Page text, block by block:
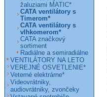
žaluziami MATIC*
CATA ventilátory s
Timerom*
CATA ventilátory s
vlhkomerom*
CATA značkový
sortiment
Radiálne a semiradiálne
VENTILÁTORY NA LETO
VEREJNÉ OSVETLENIE*
Veterné elektrárne*
Videovrátniky,
audiovrátniky, zvončeky